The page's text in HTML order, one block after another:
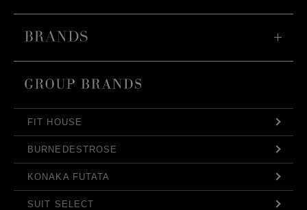
FIT HOUSE
BURNEDESTROSE
KONAKA FUTATA
SUIT SELECT